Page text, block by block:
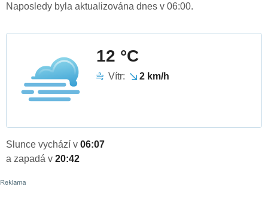
Naposledy byla aktualizována dnes v 06:00.
12 °C
Vítr: 2 km/h
Slunce vychází v 06:07
a zapadá v 20:42